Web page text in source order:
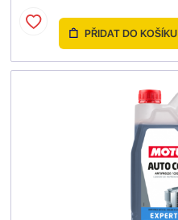
PŘIDAT DO KOŠÍKU